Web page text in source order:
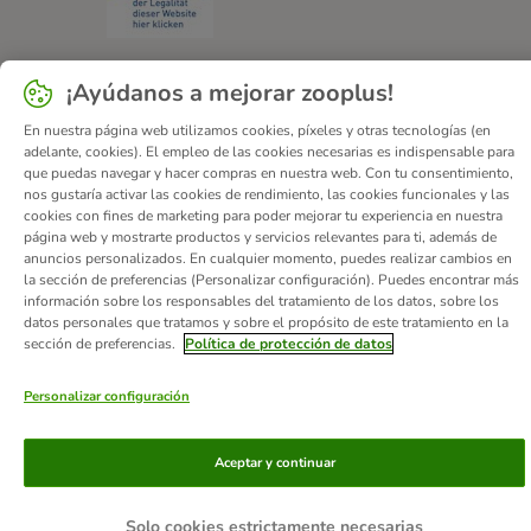
Quiénes somos Empleo Corporate Website
Aviso Legal
Condiciones comerciales generales
DSA
Formulario de desistimiento
Contacto
Gastos de envío y plazo de entrega
Formas de pago
Programa de afiliación
Protección de datos
Declaración de accesibilidad
© zooplus SE2026
¡Ayúdanos a mejorar zooplus!
En nuestra página web utilizamos cookies, píxeles y otras tecnologías (en
adelante, cookies). El empleo de las cookies necesarias es indispensable para
que puedas navegar y hacer compras en nuestra web. Con tu consentimiento,
nos gustaría activar las cookies de rendimiento, las cookies funcionales y las
cookies con fines de marketing para poder mejorar tu experiencia en nuestra
página web y mostrarte productos y servicios relevantes para ti, además de
anuncios personalizados. En cualquier momento, puedes realizar cambios en
la sección de preferencias (Personalizar configuración). Puedes encontrar más
información sobre los responsables del tratamiento de los datos, sobre los
datos personales que tratamos y sobre el propósito de este tratamiento en la
sección de preferencias.
Política de protección de datos
Personalizar configuración
Solo cookies estrictamente necesarias
Aceptar y continuar